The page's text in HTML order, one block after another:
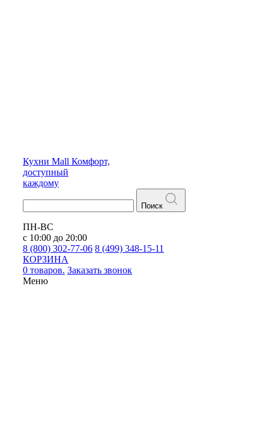
Кухни Mall Комфорт,
доступный
каждому
Поиск
ПН-ВС
с 10:00 до 20:00
8 (800) 302-77-06 8 (499) 348-15-11
КОРЗИНА
0 товаров. Заказать звонок
Меню